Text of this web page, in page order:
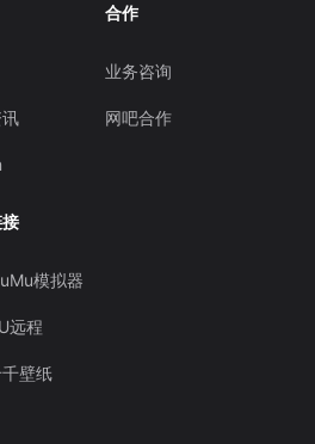
合作
业务咨询
网吧合作
模拟器
远程
壁纸